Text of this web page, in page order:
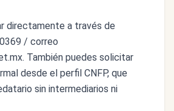
directamente a través de
/ correo
. También puedes solicitar
desde el perfil CNFP, que
sin intermediarios ni